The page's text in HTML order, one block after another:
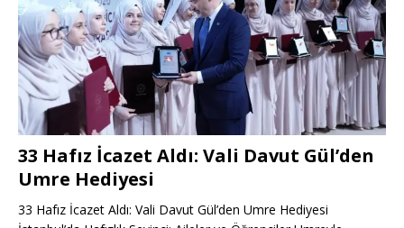
33 Hafız İcazet Aldı: Vali Davut Gül’den
Umre Hediyesi
33 Hafız İcazet Aldı: Vali Davut Gül’den Umre Hediyesi